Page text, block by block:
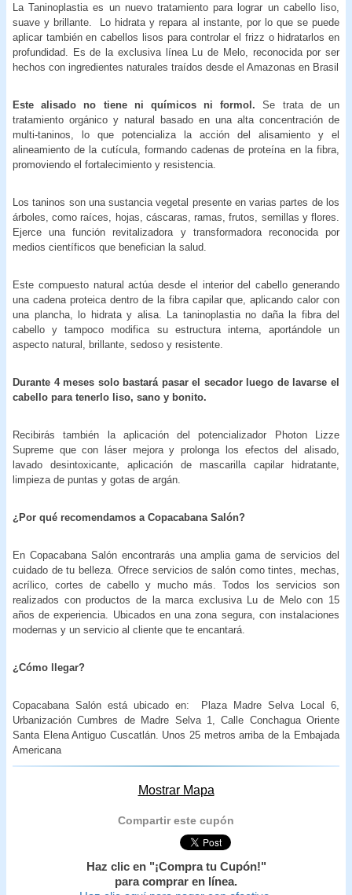
La Taninoplastia es un nuevo tratamiento para lograr un cabello liso,
suave y brillante. Lo hidrata y repara al instante, por lo que se puede
aplicar también en cabellos lisos para controlar el frizz o hidratarlos en
profundidad. Es de la exclusiva línea Lu de Melo, reconocida por ser
hechos con ingredientes naturales traídos desde el Amazonas en Brasil
Este alisado no tiene ni químicos ni formol.Se trata de un
tratamiento orgánico y natural basado en una alta concentración de
multi-taninos, lo que potencializa la acción del alisamiento y el
alineamiento de la cutícula, formando cadenas de proteína en la fibra,
promoviendo el fortalecimiento y resistencia.
Los taninos son una sustancia vegetal presente en varias partes de los
árboles, como raíces, hojas, cáscaras, ramas, frutos, semillas y flores.
Ejerce una función revitalizadora y transformadora reconocida por
medios científicos que benefician la salud.
Este compuesto natural actúa desde el interior del cabello generando
una cadena proteica dentro de la fibra capilar que, aplicando calor con
una plancha, lo hidrata y alisa. La taninoplastia no daña la fibra del
cabello y tampoco modifica su estructura interna, aportándole un
aspecto natural, brillante, sedoso y resistente.
Durante 4 meses solo bastará pasar el secador luego de lavarse el
cabello para tenerlo liso, sano y bonito.
Recibirás también la aplicación del potencializador Photon Lizze
Supreme que con láser mejora y prolonga los efectos del alisado,
lavado desintoxicante, aplicación de mascarilla capilar hidratante,
limpieza de puntas y gotas de argán.
¿Por qué recomendamos a Copacabana Salón?
En Copacabana Salón encontrarás una amplia gama de servicios del
cuidado de tu belleza. Ofrece servicios de salón como tintes, mechas,
acrílico, cortes de cabello y mucho más. Todos los servicios son
realizados con productos de la marca exclusiva Lu de Melo con 15
años de experiencia. Ubicados en una zona segura, con instalaciones
modernas y un servicio al cliente que te encantará.
¿Cómo llegar?
Copacabana Salón está ubicado en: Plaza Madre Selva Local 6,
Urbanización Cumbres de Madre Selva 1, Calle Conchagua Oriente
Santa Elena Antiguo Cuscatlán. Unos 25 metros arriba de la Embajada
Americana
Mostrar Mapa
Compartir este cupón
Haz clic en "¡Compra tu Cupón!"
para comprar en línea.